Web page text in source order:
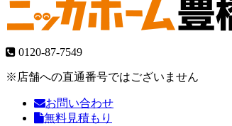
0120-87-7549
※店舗への直通番号ではございません
お問い合わせ
無料見積もり